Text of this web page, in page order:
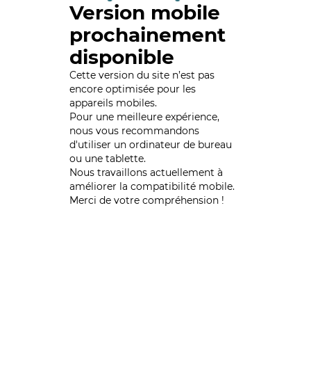
Version mobile
prochainement
disponible
Cette version du site n’est pas
encore optimisée pour les
appareils mobiles.
Pour une meilleure expérience,
nous vous recommandons
d'utiliser un ordinateur de bureau
ou une tablette.
Nous travaillons actuellement à
améliorer la compatibilité mobile.
Merci de votre compréhension !